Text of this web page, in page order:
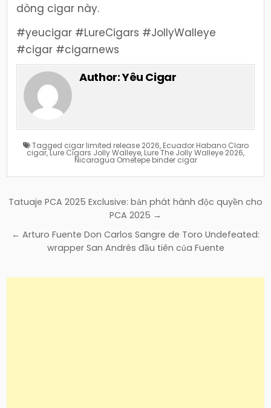
dòng cigar này.
#yeucigar #LureCigars #JollyWalleye
#cigar #cigarnews
Author:Yêu Cigar
Tagged cigar limited release 2026, Ecuador Habano Claro
cigar,Lure Cigars Jolly Walleye, Lure The Jolly Walleye 2026,
Nicaragua Ometepe binder cigar
Điều
bài
Tatuaje PCA 2025 Exclusive: bản phát hành độc quyền cho
PCA 2025 →
← Arturo Fuente Don Carlos Sangre de Toro Undefeated:
wrapper San Andrés đầu tiên của Fuente